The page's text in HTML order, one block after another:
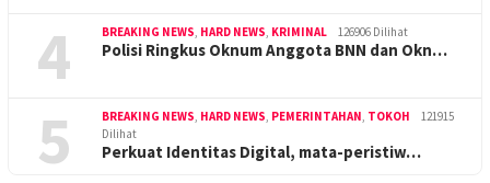
4 BREAKING NEWS, HARD NEWS, KRIMINAL 126906 Dilihat
Polisi Ringkus Oknum Anggota BNN dan Okn…
5 BREAKING NEWS, HARD NEWS, PEMERINTAHAN, TOKOH
121915
Dilihat
Perkuat Identitas Digital, mata-peristiw…